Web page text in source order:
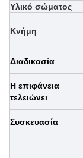
Υλικό σώματος
Κνήμη
Διαδικασία
Η επιφάνεια
τελειώνει
Συσκευασία